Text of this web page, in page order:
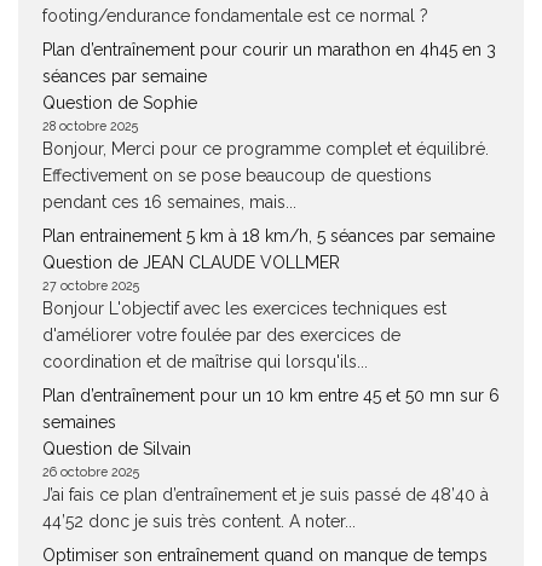
footing/endurance fondamentale est ce normal ?
Plan d’entraînement pour courir un marathon en 4h45 en 3
séances par semaine
Question de Sophie
28 octobre 2025
Bonjour, Merci pour ce programme complet et équilibré.
Effectivement on se pose beaucoup de questions
pendant ces 16 semaines, mais...
Plan entrainement 5 km à 18 km/h, 5 séances par semaine
Question de JEAN CLAUDE VOLLMER
27 octobre 2025
Bonjour L'objectif avec les exercices techniques est
d'améliorer votre foulée par des exercices de
coordination et de maîtrise qui lorsqu'ils...
Plan d’entraînement pour un 10 km entre 45 et 50 mn sur 6
semaines
Question de Silvain
26 octobre 2025
J’ai fais ce plan d’entraînement et je suis passé de 48’40 à
44’52 donc je suis très content. A noter...
Optimiser son entraînement quand on manque de temps